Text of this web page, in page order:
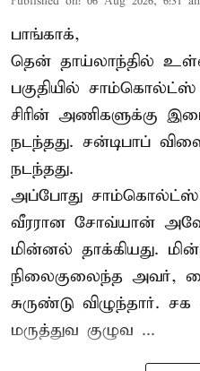
பாங்காக்,
தென் தாய்லாந்தில்
பகுதியில்
சிரின் அணிகளுக்கு
நடந்தது. சன்டிபாப்
நடந்தது.
அப்போது சாம்கொல்ட்ஸ்
வீரரான சோவ்யான்
மின்னல் தாக்கியது.
நிலைகுலைந்த அவர்,
சுருண்டு விழுந்தார்.
மருத்துவ குழுவ ...